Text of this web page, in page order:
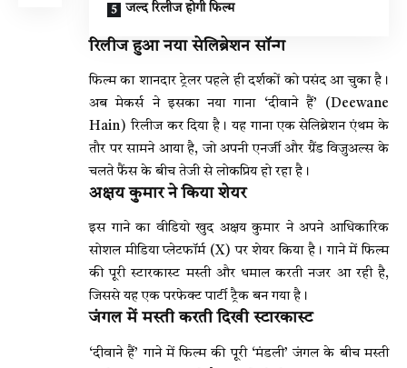
जल्द रिलीज होगी फिल्म
रिलीज हुआ नया सेलिब्रेशन सॉन्ग
फिल्म का शानदार ट्रेलर पहले ही दर्शकों को पसंद आ चुका है।
अब मेकर्स ने इसका नया गाना ‘दीवाने हैं’ (Deewane
Hain) रिलीज कर दिया है। यह गाना एक सेलिब्रेशन एंथम के
तौर पर सामने आया है, जो अपनी एनर्जी और ग्रैंड विजुअल्स के
चलते फैंस के बीच तेजी से लोकप्रिय हो रहा है।
अक्षय कुमार ने किया शेयर
इस गाने का वीडियो खुद अक्षय कुमार ने अपने आधिकारिक
सोशल मीडिया प्लेटफॉर्म (X) पर शेयर किया है। गाने में फिल्म
की पूरी स्टारकास्ट मस्ती और धमाल करती नजर आ रही है,
जिससे यह एक परफेक्ट पार्टी ट्रैक बन गया है।
जंगल में मस्ती करती दिखी स्टारकास्ट
‘दीवाने हैं’ गाने में फिल्म की पूरी ‘मंडली’ जंगल के बीच मस्ती